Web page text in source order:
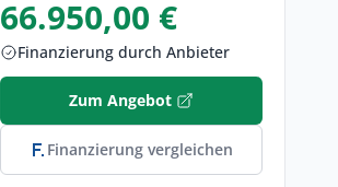
66.950,00 €
Finanzierung durch Anbieter
Zum Angebot
Finanzierung vergleichen